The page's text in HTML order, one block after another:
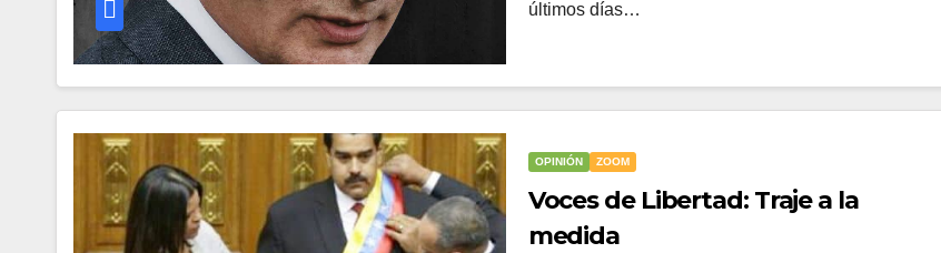
últimos días…
OPINIÓN ZOOM
Voces de Libertad: Traje a la
medida